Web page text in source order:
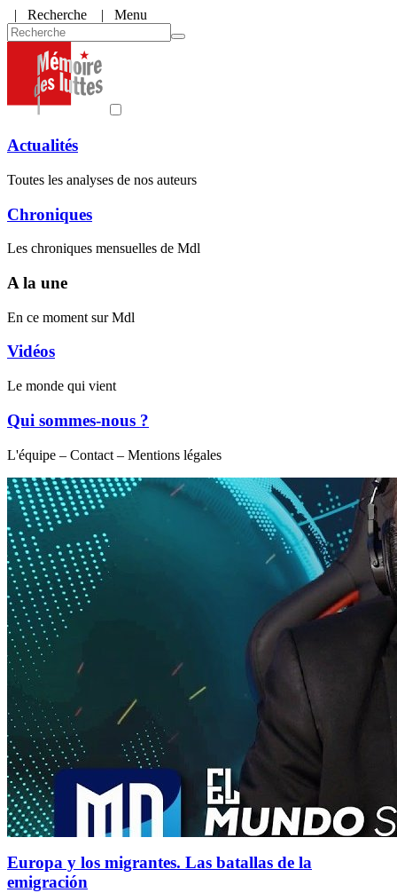
| Recherche | Menu
Actualités
Toutes les analyses de nos auteurs
Chroniques
Les chroniques mensuelles de Mdl
A la une
En ce moment sur Mdl
Vidéos
Le monde qui vient
Qui sommes-nous ?
L'équipe – Contact – Mentions légales
Europa y los migrantes. Las batallas de la
emigración